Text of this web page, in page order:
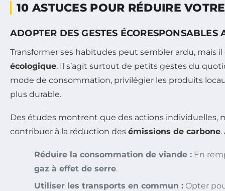
10 ASTUCES POUR RÉDUIRE
ADOPTER DES GESTES ÉCORESPONSABLES
Transformer ses habitudes peut sembler ardu,
écologique. Il s’agit surtout de petits gestes du
mode de consommation, privilégier les produits
plus durable.
Des études montrent que des actions individuelles,
contribuer à la réduction des émissions de carbone.
Réduire la consommation de viande : En
gaz à effet de serre.
Utiliser les transports en commun : Opter